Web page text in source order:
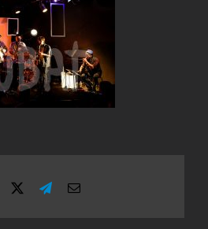
Facebook TelegramEmail